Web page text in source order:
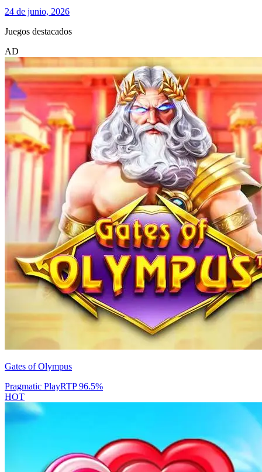
24 de junio, 2026
Juegos destacados
AD
Gates of Olympus
Pragmatic PlayRTP96.5%
HOT